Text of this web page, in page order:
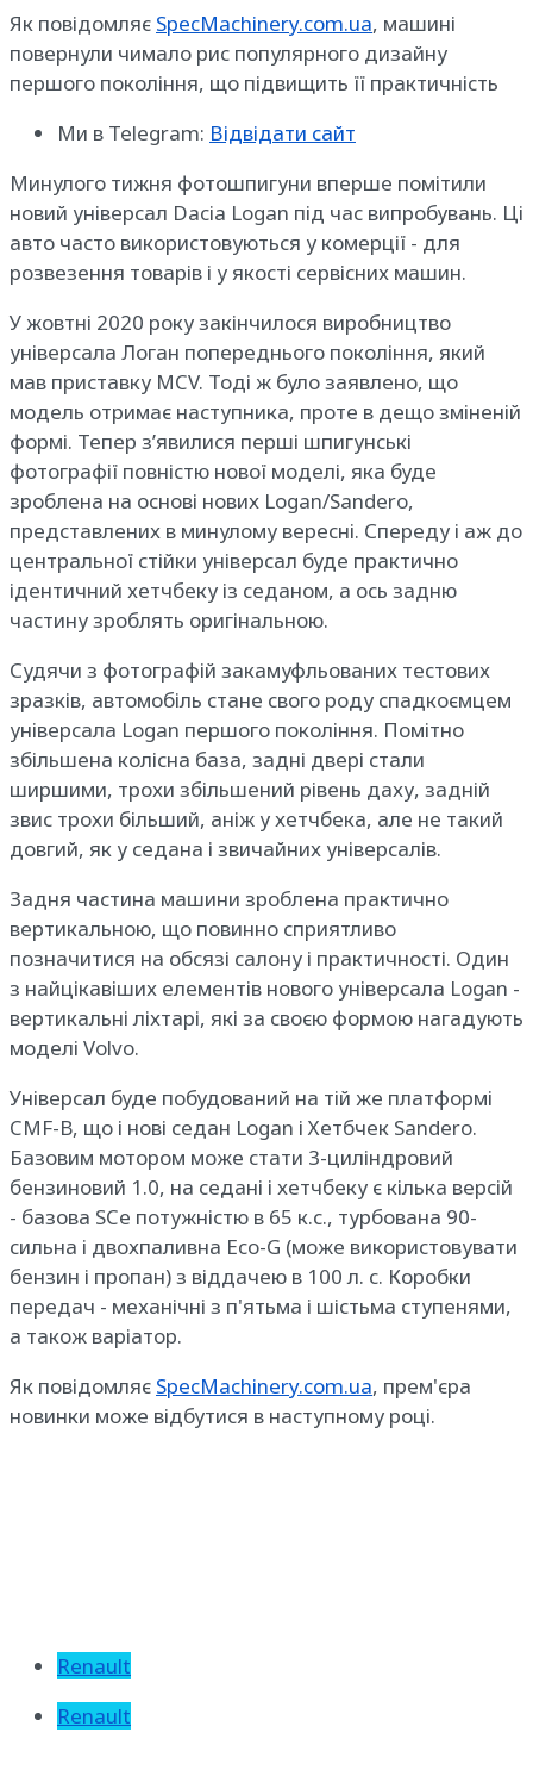
Як повідомляє SpecMachinery.com.ua, машині
повернули чимало рис популярного дизайну
першого покоління, що підвищить її практичність
Ми в Telegram: Відвідати сайт
Минулого тижня фотошпигуни вперше помітили
новий універсал Dacia Logan під час випробувань. Ці
авто часто використовуються у комерції - для
розвезення товарів і у якості сервісних машин.
У жовтні 2020 року закінчилося виробництво
універсала Логан попереднього покоління, який
мав приставку MCV. Тоді ж було заявлено, що
модель отримає наступника, проте в дещо зміненій
формі. Тепер з’явилися перші шпигунські
фотографії повністю нової моделі, яка буде
зроблена на основі нових Logan/Sandero,
представлених в минулому вересні. Спереду і аж до
центральної стійки універсал буде практично
ідентичний хетчбеку із седаном, а ось задню
частину зроблять оригінальною.
Судячи з фотографій закамуфльованих тестових
зразків, автомобіль стане свого роду спадкоємцем
універсала Logan першого покоління. Помітно
збільшена колісна база, задні двері стали
ширшими, трохи збільшений рівень даху, задній
звис трохи більший, аніж у хетчбека, але не такий
довгий, як у седана і звичайних універсалів.
Задня частина машини зроблена практично
вертикальною, що повинно сприятливо
позначитися на обсязі салону і практичності. Один
з найцікавіших елементів нового універсала Logan -
вертикальні ліхтарі, які за своєю формою нагадують
моделі Volvo.
Універсал буде побудований на тій же платформі
CMF-B, що і нові седан Logan і Хетбчек Sandero.
Базовим мотором може стати 3-циліндровий
бензиновий 1.0, на седані і хетчбеку є кілька версій
- базова SCe потужністю в 65 к.с., турбована 90-
сильна і двохпаливна Eco-G (може використовувати
бензин і пропан) з віддачею в 100 л. с. Коробки
передач - механічні з п'ятьма і шістьма ступенями,
а також варіатор.
Як повідомляє SpecMachinery.com.ua, прем'єра
новинки може відбутися в наступному році.
Renault
Renault